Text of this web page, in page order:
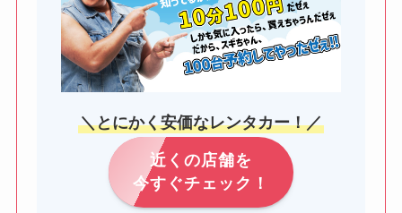
＼とにかく安価なレンタカー！／
近くの店舗を
今すぐチェック！